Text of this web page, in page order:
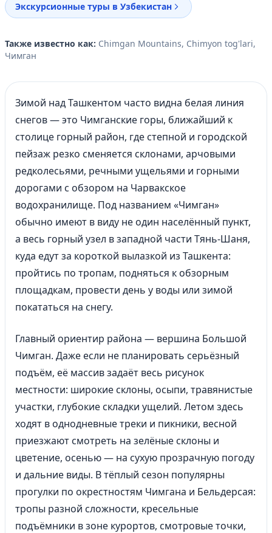
Экскурсионные туры в Узбекистан
Также известно как: Chimgan Mountains, Chimyon tog'lari,
Чимган
Зимой над Ташкентом часто видна белая линия
снегов — это Чимганские горы, ближайший к
столице горный район, где степной и городской
пейзаж резко сменяется склонами, арчовыми
редколесьями, речными ущельями и горными
дорогами с обзором на Чарвакское
водохранилище. Под названием «Чимган»
обычно имеют в виду не один населённый пункт,
а весь горный узел в западной части Тянь-Шаня,
куда едут за короткой вылазкой из Ташкента:
пройтись по тропам, подняться к обзорным
площадкам, провести день у воды или зимой
покататься на снегу.
Главный ориентир района — вершина Большой
Чимган. Даже если не планировать серьёзный
подъём, её массив задаёт весь рисунок
местности: широкие склоны, осыпи, травянистые
участки, глубокие складки ущелий. Летом здесь
ходят в однодневные треки и пикники, весной
приезжают смотреть на зелёные склоны и
цветение, осенью — на сухую прозрачную погоду
и дальние виды. В тёплый сезон популярны
прогулки по окрестностям Чимгана и Бельдерсая:
тропы разной сложности, кресельные
подъёмники в зоне курортов, смотровые точки,